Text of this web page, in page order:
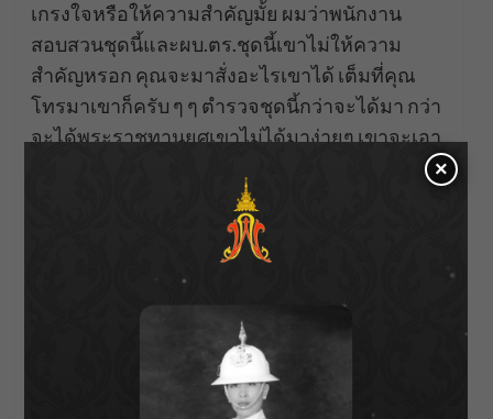
เกรงใจหรือให้ความสำคัญมั้ย ผมว่าพนักงาน
สอบสวนชุดนี้และผบ.ตร.ชุดนี้เขาไม่ให้ความ
สำคัญหรอก คุณจะมาสั่งอะไรเขาได้ เต็มที่คุณ
โทรมาเขาก็ครับ ๆ ๆ ตำรวจชุดนี้กว่าจะได้มา กว่า
จะได้พระราชทานยศเขาไม่ได้มาง่ายๆ เขาจะเอา
แล้วเป็นไปได้มั้ยที่ผู้บัญชาการไม่รู้ แต่คนทำคดีรู้?
วิชัย : แล้วคนที่ทำคดีเขาจะกล้าขัดคำสั่งเหรอ แค่
ผบ.ตร.ถามว่าคุณทำอะไร ไม่ทำตามคำสั่งคุณก็
แข้งขาสั่นไปแล้ว คือระบบการอุปถัมภ์มันมี ใคร
ฝากมาก็ดูแลให้ แต่จะให้เปลี่ยนรูปสำนวนหรือ
พยานหลักฐานใครจะกล้า ไม่มีใครเขาจะเอาขา
×